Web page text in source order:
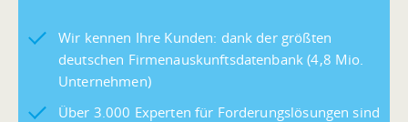
Wir kennen Ihre Kunden: dank der größten
deutschen Firmenauskunftsdatenbank (4,8 Mio.
Unternehmen)
Über 3.000 Experten für Forderungslösungen sind